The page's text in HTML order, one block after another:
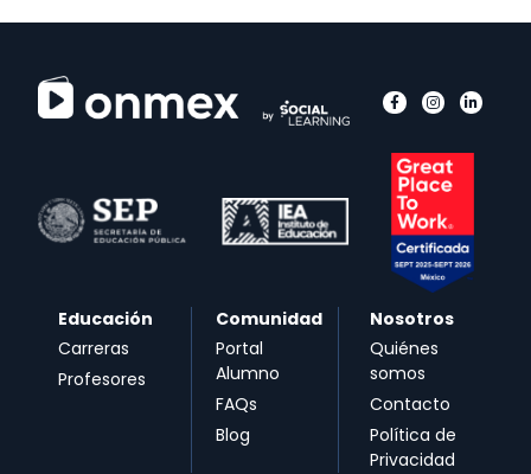
Educación
Carreras
Profesores
Comunidad
Portal
Alumno
FAQs
Blog
Nosotros
Quiénes
somos
Contacto
Política de
Privacidad